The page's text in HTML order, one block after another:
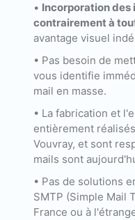
• Incorporation des
contrairement à
avantage visuel
• Pas besoin de
vous identifie
mail en masse.
• La fabrication et
entièrement
Vouvray, et sont
mails sont
• Pas de solutions
SMTP (Simple Mail
France ou à